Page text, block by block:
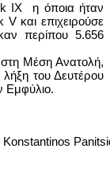
IX η όποια ήταν
και επιχειρούσε
περίπου 5.656
Μέση Ανατολή,
του Δευτέρου
Εμφύλιο.